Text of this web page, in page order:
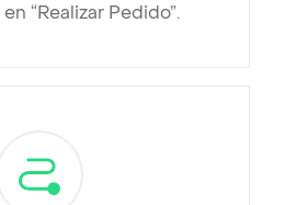
“Realizar Pedido”.